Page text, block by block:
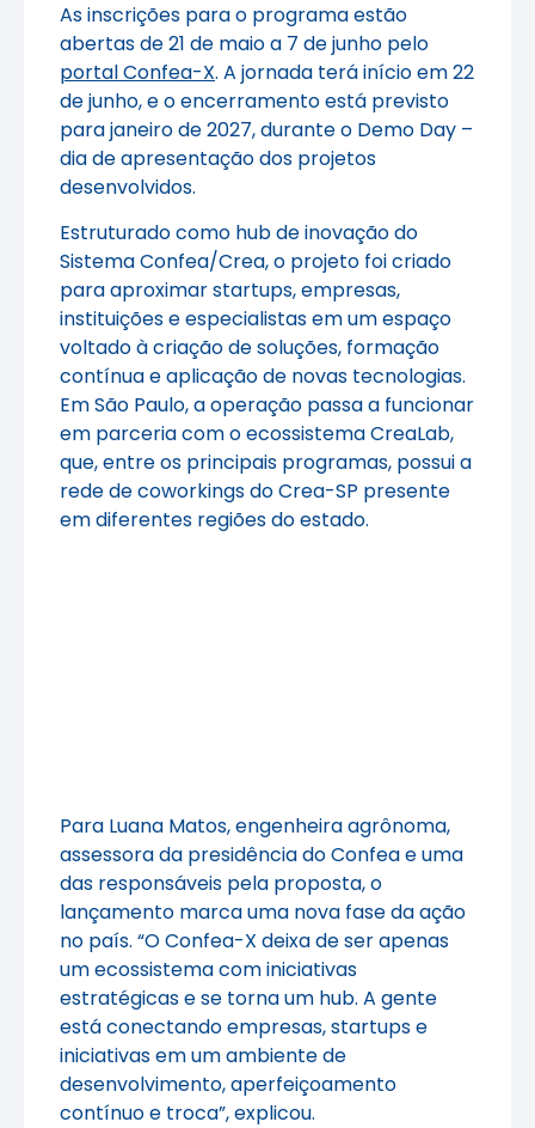
As inscrições para o programa estão
abertas de 21 de maio a 7 de junho pelo
portal Confea-X. A jornada terá início em 22
de junho, e o encerramento está previsto
para janeiro de 2027, durante o Demo Day –
dia de apresentação dos projetos
desenvolvidos.
Estruturado como hub de inovação do
Sistema Confea/Crea, o projeto foi criado
para aproximar startups, empresas,
instituições e especialistas em um espaço
voltado à criação de soluções, formação
contínua e aplicação de novas tecnologias.
Em São Paulo, a operação passa a funcionar
em parceria com o ecossistema CreaLab,
que, entre os principais programas, possui a
rede de coworkings do Crea-SP presente
em diferentes regiões do estado.
Para Luana Matos, engenheira agrônoma,
assessora da presidência do Confea e uma
das responsáveis pela proposta, o
lançamento marca uma nova fase da ação
no país. “O Confea-X deixa de ser apenas
um ecossistema com iniciativas
estratégicas e se torna um hub. A gente
está conectando empresas, startups e
iniciativas em um ambiente de
desenvolvimento, aperfeiçoamento
contínuo e troca”, explicou.